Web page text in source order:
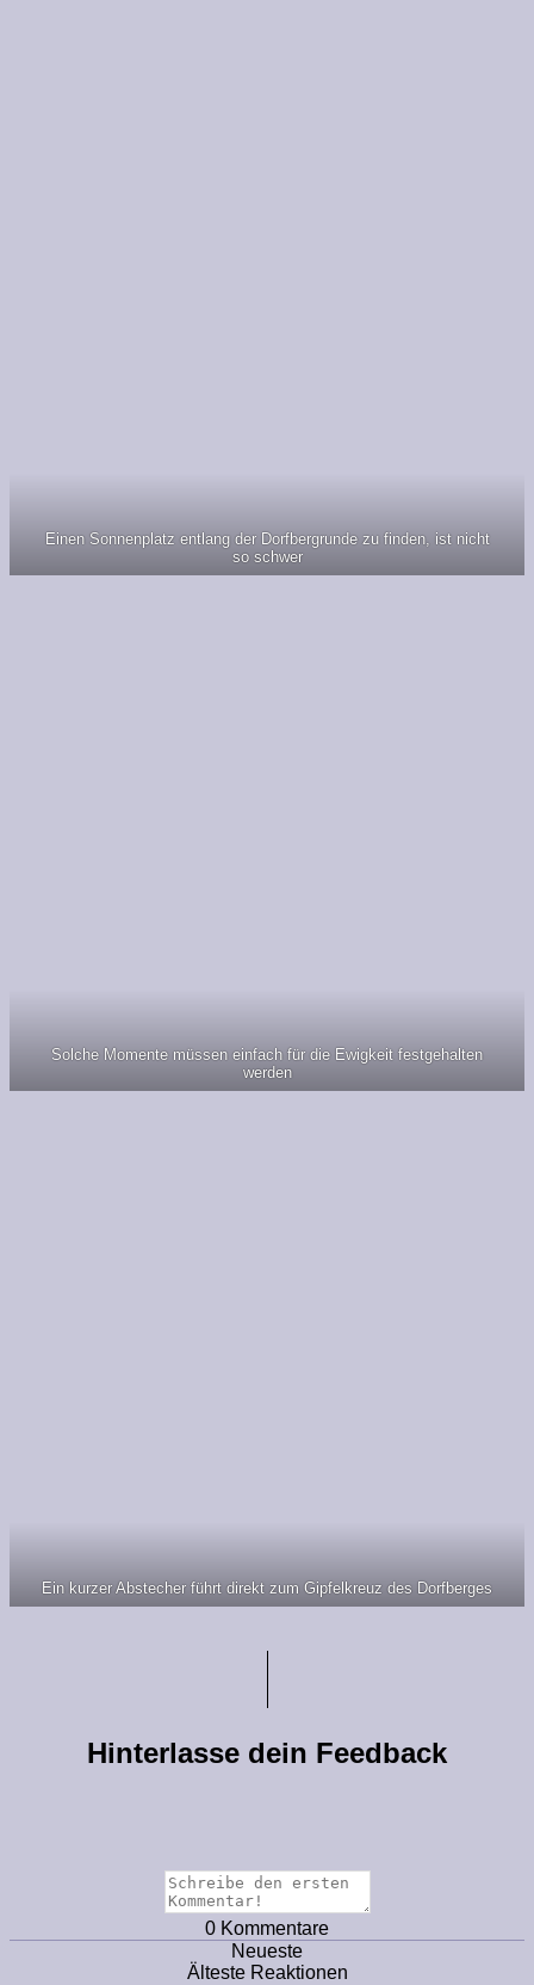
Einen Sonnenplatz entlang der Dorfbergrunde zu finden, ist nicht
so schwer
Solche Momente müssen einfach für die Ewigkeit festgehalten
werden
Ein kurzer Abstecher führt direkt zum Gipfelkreuz des Dorfberges
Hinterlasse dein Feedback
0 Kommentare
Neueste
Älteste Reaktionen